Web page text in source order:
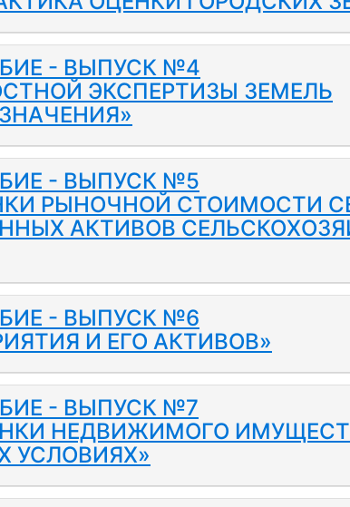
- ВЫПУСК №4
ЭКСПЕРТИЗЫ ЗЕМЕЛЬ
- ВЫПУСК №5
РЫНОЧНОЙ СТОИМОСТИ
АКТИВОВ
- ВЫПУСК №6
И ЕГО АКТИВОВ»
- ВЫПУСК №7
НЕДВИЖИМОГО
УСЛОВИЯХ»